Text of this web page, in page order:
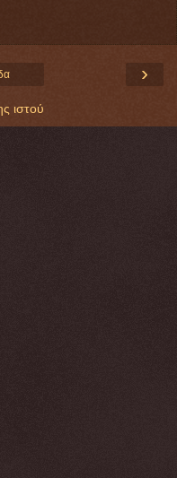
›
ιστού